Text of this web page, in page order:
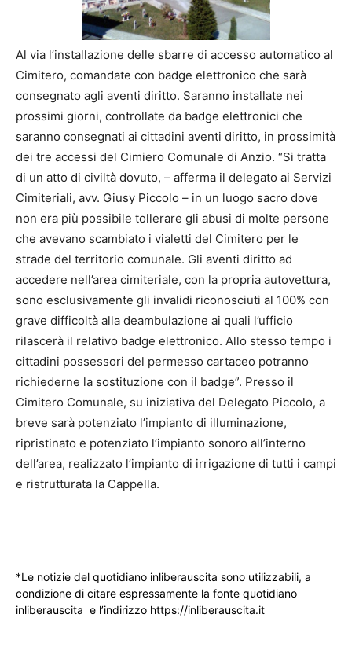
Al via l’installazione delle sbarre di accesso automatico al
Cimitero, comandate con badge elettronico che sarà
consegnato agli aventi diritto. Saranno installate nei
prossimi giorni, controllate da badge elettronici che
saranno consegnati ai cittadini aventi diritto, in prossimità
dei tre accessi del Cimiero Comunale di Anzio. “Si tratta
di un atto di civiltà dovuto, – afferma il delegato ai Servizi
Cimiteriali, avv. Giusy Piccolo – in un luogo sacro dove
non era più possibile tollerare gli abusi di molte persone
che avevano scambiato i vialetti del Cimitero per le
strade del territorio comunale. Gli aventi diritto ad
accedere nell’area cimiteriale, con la propria autovettura,
sono esclusivamente gli invalidi riconosciuti al 100% con
grave difficoltà alla deambulazione ai quali l’ufficio
rilascerà il relativo badge elettronico. Allo stesso tempo i
cittadini possessori del permesso cartaceo potranno
richiederne la sostituzione con il badge”. Presso il
Cimitero Comunale, su iniziativa del Delegato Piccolo, a
breve sarà potenziato l’impianto di illuminazione,
ripristinato e potenziato l’impianto sonoro all’interno
dell’area, realizzato l’impianto di irrigazione di tutti i campi
e ristrutturata la Cappella.
*Le notizie del quotidiano inliberauscita sono utilizzabili, a
condizione di citare espressamente la fonte quotidiano
inliberauscita e l’indirizzo https://inliberauscita.it